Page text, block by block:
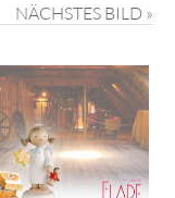
NÄCHSTES BILD »